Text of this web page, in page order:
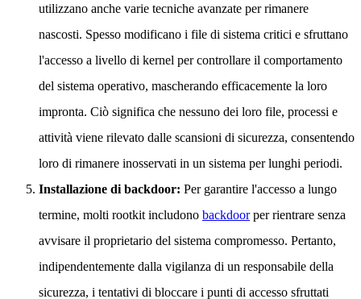
utilizzano anche varie tecniche avanzate per rimanere
nascosti. Spesso modificano i file di sistema critici e sfruttano
l'accesso a livello di kernel per controllare il comportamento
del sistema operativo, mascherando efficacemente la loro
impronta. Ciò significa che nessuno dei loro file, processi e
attività viene rilevato dalle scansioni di sicurezza, consentendo
loro di rimanere inosservati in un sistema per lunghi periodi.
Installazione di backdoor: Per garantire l'accesso a lungo
termine, molti rootkit includono backdoorper rientrare senza
avvisare il proprietario del sistema compromesso. Pertanto,
indipendentemente dalla vigilanza di un responsabile della
sicurezza, i tentativi di bloccare i punti di accesso sfruttati